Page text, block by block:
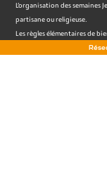
L’organisation des
partisane ou religieuse.
Les règles élémentaires de